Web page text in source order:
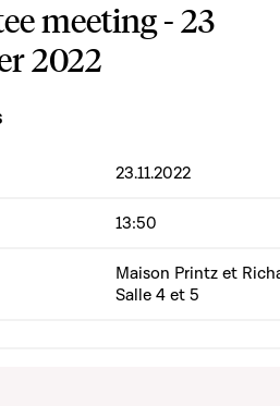
meeting - 23
2022
23.11.2022
13:50
Maison Printz et
Salle 4 et 5